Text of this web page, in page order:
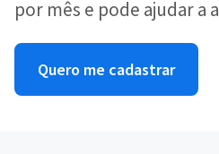
por mês e pode ajudar a
Quero me cadastrar